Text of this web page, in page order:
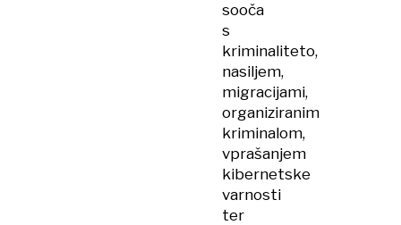
sooča
s
kriminaliteto,
nasiljem,
migracijami,
organiziranim
kriminalom,
vprašanjem
kibernetske
varnosti
ter